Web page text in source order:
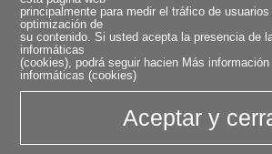
principalmente para medir el tráfico de
optimización de
su contenido. Si usted acepta la presencia de
informáticas
(cookies), podrá seguir hacien Más
informáticas (cookies)
Aceptar y